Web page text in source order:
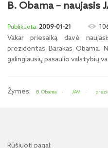
B. Obama – naujasis
2009-01-21
Vakar priesaiką davė
prezidentas Barakas Obama.
galingiausių pasaulio valstybių
Žymės: B. Obama JAV
Rūšiuoti pagal: